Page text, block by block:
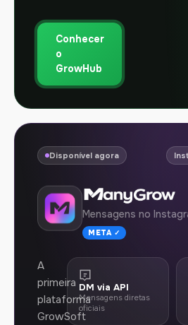
Conhecer
o
GrowHub
Disponível agora
Mensagens no
META ✓
A
primeira
plataforma
GrowSoft
DM via API
Mensagens diretas
oficiais